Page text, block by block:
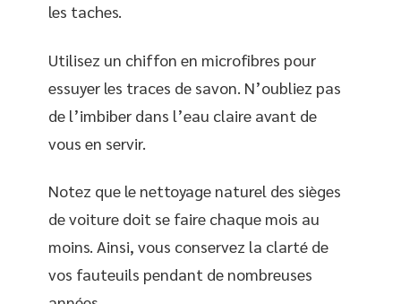
les taches.
Utilisez un chiffon en microfibres pour
essuyer les traces de savon. N’oubliez pas
de l’imbiber dans l’eau claire avant de
vous en servir.
Notez que le nettoyage naturel des sièges
de voiture doit se faire chaque mois au
moins. Ainsi, vous conservez la clarté de
vos fauteuils pendant de nombreuses